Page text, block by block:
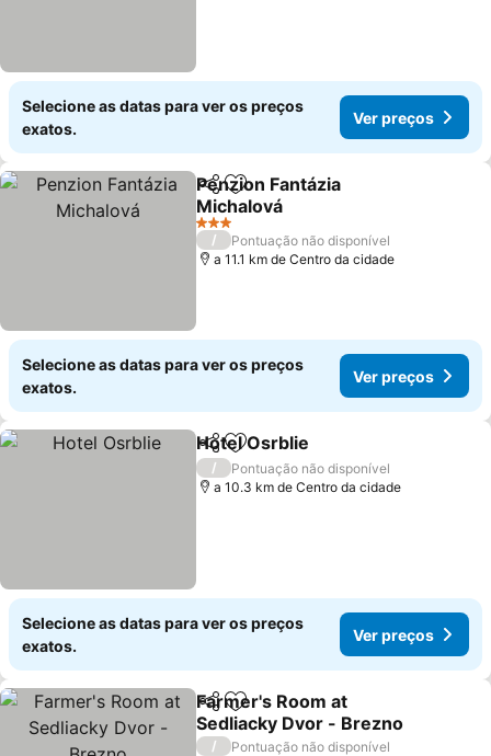
Selecione as datas para ver os preços
exatos.
Ver preços
PartilharAdicionar aos favoritos
Penzion Fantázia
Michalová
3 Estrelas
/
Pontuação não disponível
a 11.1 km de Centro da cidade
Selecione as datas para ver os preços
exatos.
Ver preços
PartilharAdicionar aos favoritos
Hotel Osrblie
/
Pontuação não disponível
a 10.3 km de Centro da cidade
Selecione as datas para ver os preços
exatos.
Ver preços
PartilharAdicionar aos favoritos
Farmer's Room at
Sedliacky Dvor - Brezno
/
Pontuação não disponível